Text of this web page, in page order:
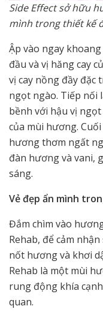
Side Effect sở hữu
mình trong thiết kế
Ập vào ngay
đầu và vị hăng cay
vị cay nồng đầy
ngọt ngào. Tiếp nối
bềnh với hậu vị
của mùi hương.
hương thơm ngất
đàn hương và vani,
sáng.
Vẻ đẹp ẩn mình
Đắm chìm vào
Rehab, để cảm
nốt hương và khơi
Rehab là một mùi
rung động khía
quan.